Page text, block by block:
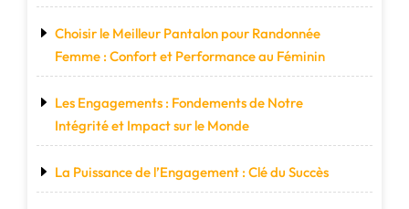
Choisir le Meilleur Pantalon pour Randonnée
Femme : Confort et Performance au Féminin
Les Engagements : Fondements de Notre
Intégrité et Impact sur le Monde
La Puissance de l’Engagement : Clé du Succès